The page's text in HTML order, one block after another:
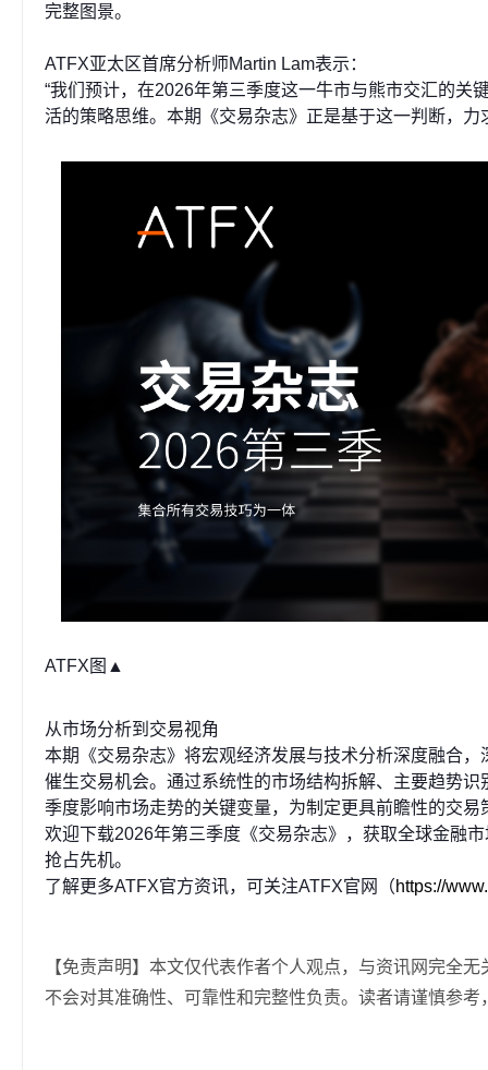
完整图景。
ATFX亚太区首席分析师Martin Lam表示：
“我们预计，在2026年第三季度这一牛市与熊市交汇的关
活的策略思维。本期《交易杂志》正是基于这一判断，
ATFX图▲
从市场分析到交易视角
本期《交易杂志》将宏观经济发展与技术分析深度融合
催生交易机会。通过系统性的市场结构拆解、主要趋势
季度影响市场走势的关键变量，为制定更具前瞻性的交易
欢迎下载2026年第三季度《交易杂志》，获取全球金融
抢占先机。
了解更多ATFX官方资讯，可关注ATFX官网（https://
【免责声明】本文仅代表作者个人观点，与资讯网完全
不会对其准确性、可靠性和完整性负责。读者请谨慎参